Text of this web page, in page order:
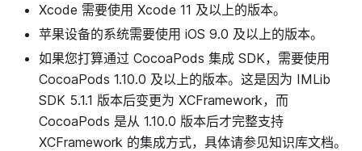
Xcode 需要使用 Xcode 11 及以上的版本。
苹果设备的系统需要使用 iOS 9.0 及以上的版本。
如果您打算通过 CocoaPods 集成 SDK，需要使用
CocoaPods 1.10.0 及以上的版本。这是因为 IMLib
SDK 5.1.1 版本后变更为 XCFramework，而
CocoaPods 是从 1.10.0 版本后才完整支持
XCFramework 的集成方式，具体请参见知识库文档。